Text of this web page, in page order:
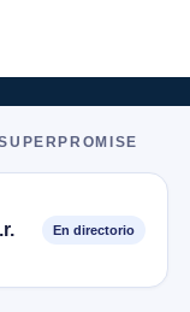
En directorio